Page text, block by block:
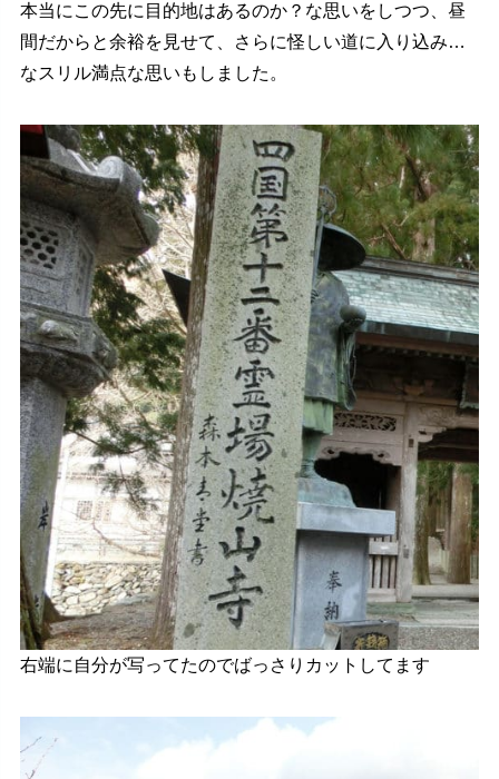
本当にこの先に目的地はあるのか？な思いをしつつ、昼
間だからと余裕を見せて、さらに怪しい道に入り込み…
なスリル満点な思いもしました。
右端に自分が写ってたのでばっさりカットしてます